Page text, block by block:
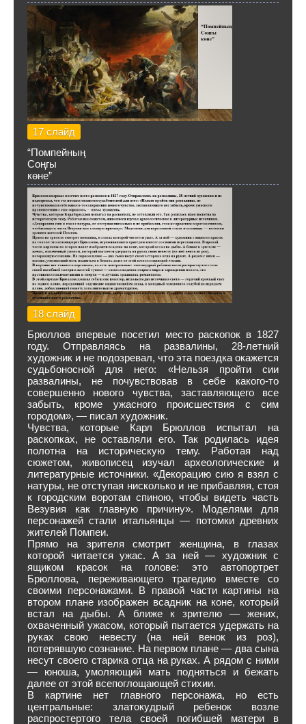
17 слайд
“Помпейның
Соңгы
көне”
18 слайд
Брюллов впервые посетил место раскопок в 1827
году. Отправляясь на развалины, 28-летний
художник и не подозревал, что эта поездка окажется
судьбоносной для него: «Нельзя пройти сии
развалины, не почувствовав в себе какого-то
совершенно нового чувства, заставляющего все
забыть, кроме ужасного происшествия с сим
городом», — писал художник.
Чувства, которые Карл Брюллов испытал на
раскопках, не оставляли его. Так родилась идея
полотна на историческую тему. Работая над
сюжетом, живописец изучал археологические и
литературные источники. «Декорацию сию я взял с
натуры, не отступая нисколько и не прибавляя, стоя
к городским воротам спиною, чтобы видеть часть
Везувия как главную причину». Моделями для
персонажей стали итальянцы — потомки древних
жителей Помпеи.
Прямо на зрителя смотрит женщина, в глазах
которой читается ужас. А за ней — художник с
ящиком красок на голове: это автопортрет
Брюллова, переживающего трагедию вместе со
своими персонажами. В правой части картины на
втором плане изображен всадник на коне, который
встал на дыбы. А ближе к зрителю — жених,
охваченный ужасом, который пытается удержать на
руках свою невесту (на ней венок из роз),
потерявшую сознание. На первом плане — два сына
несут своего старика отца на руках. А рядом с ними
— юноша, умоляющий мать подняться и бежать
далее от этой всепоглощающей стихии.
В картине нет главного персонажа, но есть
центральные: златокудрый ребенок возле
распростертого тела своей погибшей матери в